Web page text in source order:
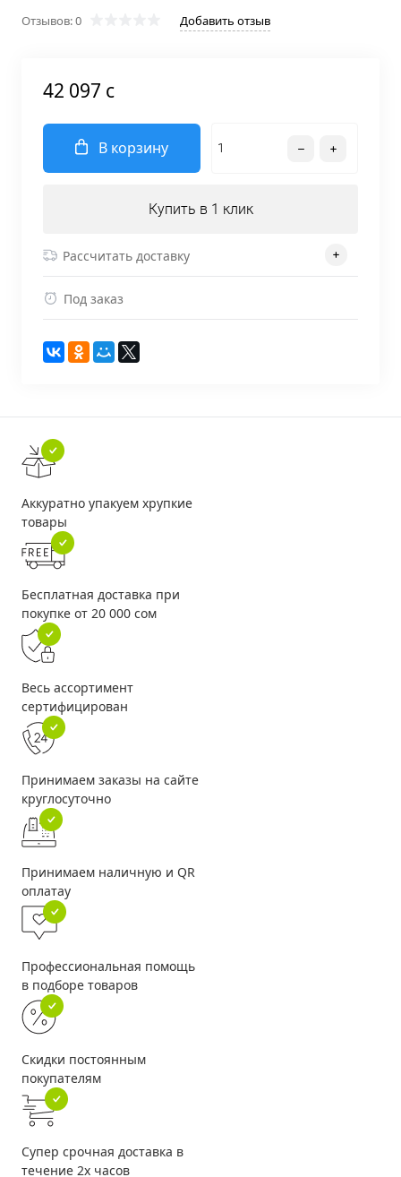
Отзывов: 0 Добавить отзыв
42 097 c
В корзину
Купить в 1 клик
Рассчитать доставку
Под заказ
Аккуратно упакуем хрупкие
товары
Бесплатная доставка при
покупке от 20 000 сом
Весь ассортимент
сертифицирован
Принимаем заказы на сайте
круглосуточно
Принимаем наличную и QR
оплатау
Профессиональная помощь
в подборе товаров
Скидки постоянным
покупателям
Супер срочная доставка в
течение 2х часов